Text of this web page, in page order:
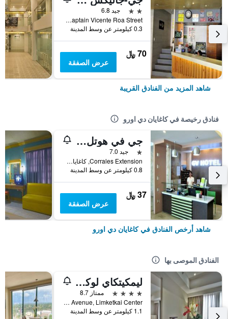
2 نجمتين
جيد 6.8
Captain Vicente Roa Street, كاغايان دي اورو, الفلبين
0.3 كيلومتر عن وسط المدينة
70 ﷼
عرض الصفقة
شاهد المزيد من الفنادق القريبة
فنادق رخيصة في كاغايان دي اورو
جي في هوتل كاجايان دي أورو
نجمة واحدة
جيد 7.0
Corrales Extension, كاغايان دي اورو, الفلبين
0.8 كيلومتر عن وسط المدينة
37 ﷼
عرض الصفقة
شاهد أرخص الفنادق في كاغايان دي اورو
الفنادق الموصى بها
ليمكيتكاي لوكس هوتل
4 نجوم
ممتاز 8.7
Limketkai Avenue, Limketkai Center, كاغايان دي اورو, الفلبين
1.1 كيلومتر عن وسط المدينة